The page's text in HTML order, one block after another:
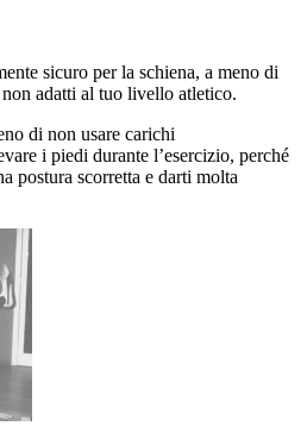
sicuro per la schiena, a meno di
adatti al tuo livello atletico.
di non usare carichi
i piedi durante l’esercizio, perché
postura scorretta e darti molta